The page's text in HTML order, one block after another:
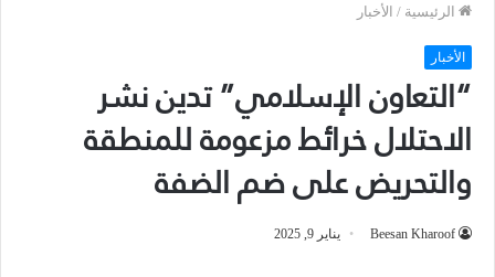
الرئيسية / الأخبار
الأخبار
“التعاون الإسلامي” تدين نشر
الاحتلال خرائط مزعومة للمنطقة
والتحريض على ضم الضفة
Beesan Kharoof يناير 9, 2025